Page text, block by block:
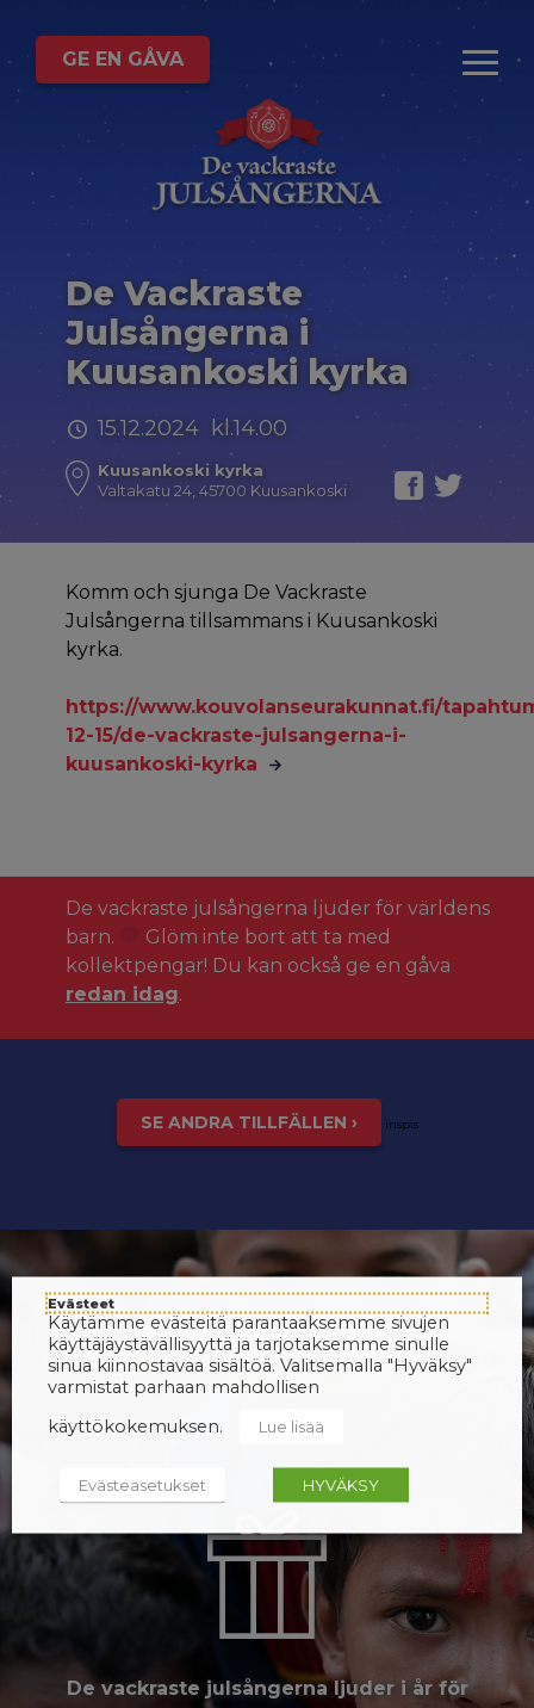
GE EN GÅVA
De Vackraste
Julsångerna i
Kuusankoski kyrka
15.12.2024 kl.14.00
Kuusankoski kyrka
Valtakatu 24, 45700 Kuusankoski
Komm och sjunga De Vackraste
Julsångerna tillsammans i Kuusankoski
kyrka.
https://www.kouvolanseurakunnat.fi/
12-15/de-vackraste-julsangerna-i-
kuusankoski-kyrka
De vackraste julsångerna ljuder för världens
barn.
Glöm inte bort att ta med
kollektpengar! Du kan också ge en gåva
redan idag.
SE ANDRA TILLFÄLLEN › inspis
De vackraste julsångerna ljuder i år för
Evästeet
Käytämme evästeitä parantaaksemme sivujen
käyttäjäystävällisyyttä ja tarjotaksemme sinulle
sinua kiinnostavaa sisältöä. Valitsemalla "Hyväksy"
varmistat parhaan mahdollisen
käyttökokemuksen.
Lue lisää
Evästeasetukset HYVÄKSY